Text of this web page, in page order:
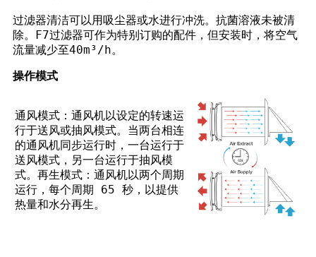
过滤器清洁可以用吸尘器或水进行冲洗。抗菌溶液未被清
除。F7过滤器可作为特别订购的配件，但安装时， 将空气
流量减少至40m³/h。
操作模式
通风模式： 通风机以设定的转速运
行于送风或抽风模式。当两台相连
的通风机同步运行时，一台运行于
送风模式，另一台运行于抽风模
式。 再生模式： 通风机以两个周期
运行，每个周期 65 秒，以提供
热量和水分再生。